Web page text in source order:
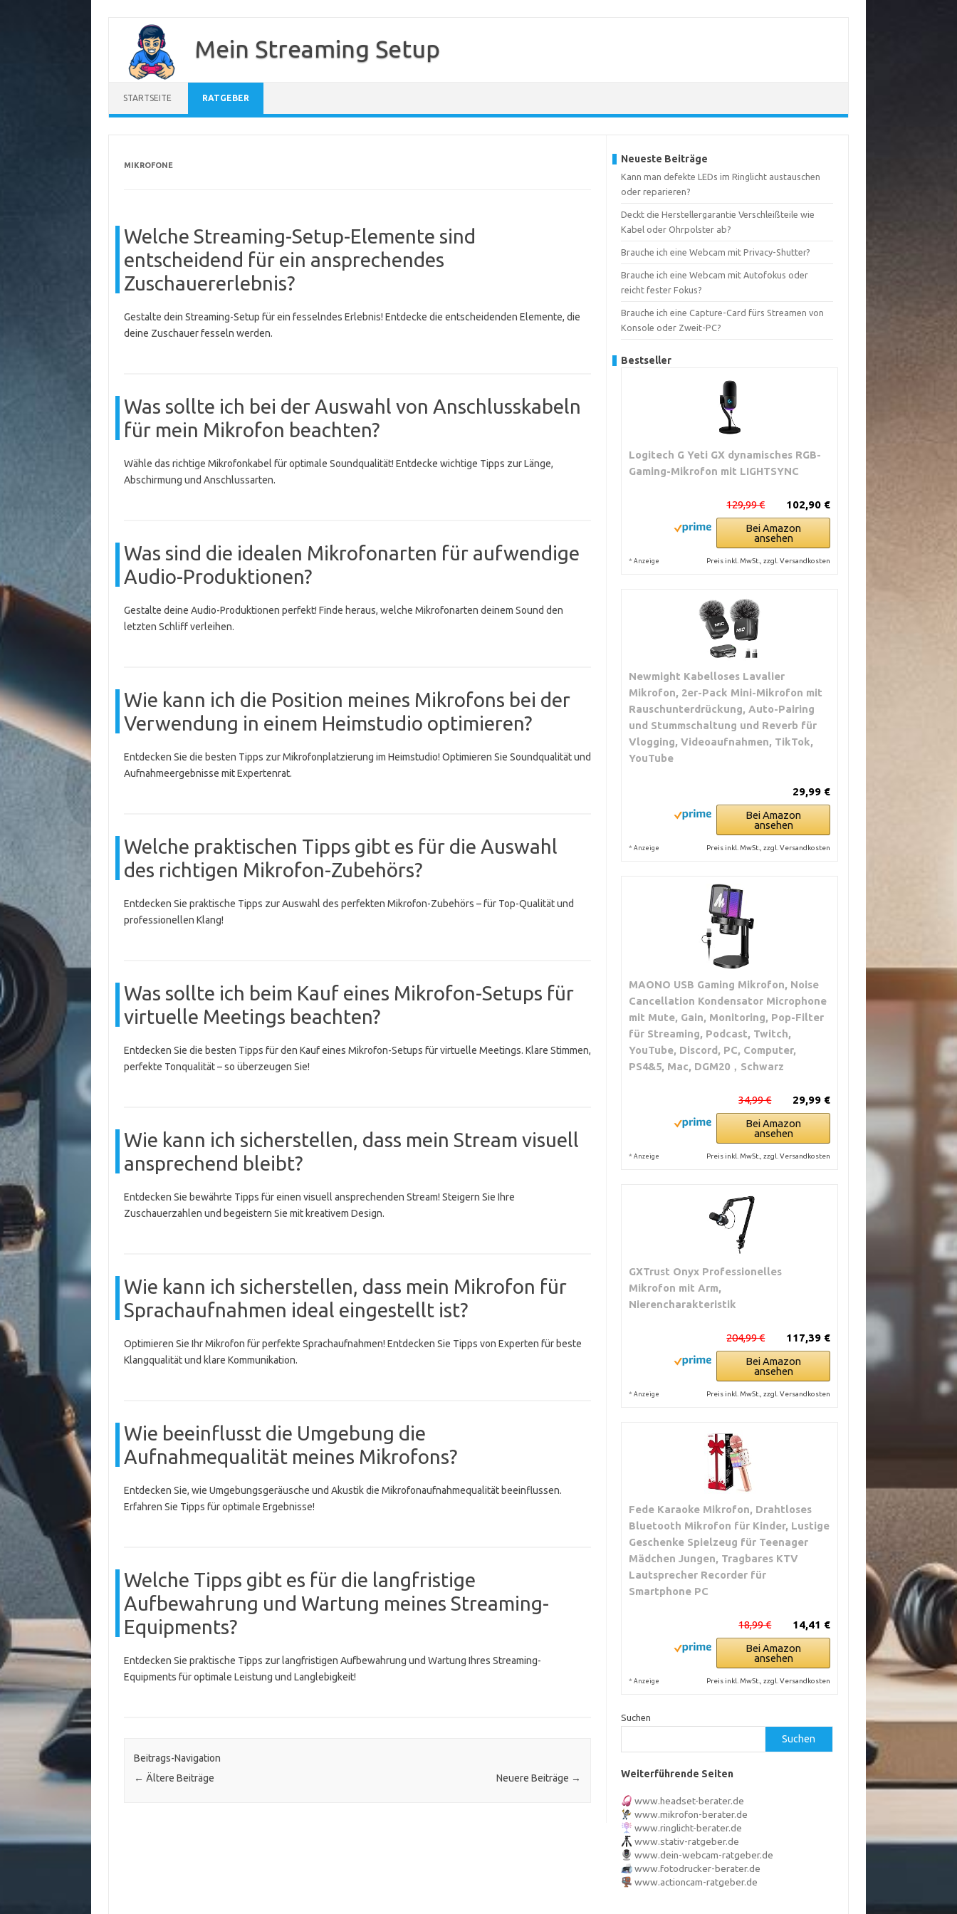
springen
Mein Streaming Setup
STARTSEITE RATGEBER
MIKROFONE
Welche Streaming-Setup-Elemente sind
entscheidend für ein ansprechendes
Zuschauererlebnis?
Gestalte dein Streaming-Setup für ein fesselndes Erlebnis! Entdecke die entscheidenden Elemente, die
deine Zuschauer fesseln werden.
Was sollte ich bei der Auswahl von Anschlusskabeln
für mein Mikrofon beachten?
Wähle das richtige Mikrofonkabel für optimale Soundqualität! Entdecke wichtige Tipps zur Länge,
Abschirmung und Anschlussarten.
Was sind die idealen Mikrofonarten für aufwendige
Audio-Produktionen?
Gestalte deine Audio-Produktionen perfekt! Finde heraus, welche Mikrofonarten deinem Sound den
letzten Schliff verleihen.
Wie kann ich die Position meines Mikrofons bei der
Verwendung in einem Heimstudio optimieren?
Entdecken Sie die besten Tipps zur Mikrofonplatzierung im Heimstudio! Optimieren Sie Soundqualität und
Aufnahmeergebnisse mit Expertenrat.
Welche praktischen Tipps gibt es für die Auswahl
des richtigen Mikrofon-Zubehörs?
Entdecken Sie praktische Tipps zur Auswahl des perfekten Mikrofon-Zubehörs – für Top-Qualität und
professionellen Klang!
Was sollte ich beim Kauf eines Mikrofon-Setups für
virtuelle Meetings beachten?
Entdecken Sie die besten Tipps für den Kauf eines Mikrofon-Setups für virtuelle Meetings. Klare Stimmen,
perfekte Tonqualität – so überzeugen Sie!
Wie kann ich sicherstellen, dass mein Stream visuell
ansprechend bleibt?
Entdecken Sie bewährte Tipps für einen visuell ansprechenden Stream! Steigern Sie Ihre
Zuschauerzahlen und begeistern Sie mit kreativem Design.
Wie kann ich sicherstellen, dass mein Mikrofon für
Sprachaufnahmen ideal eingestellt ist?
Optimieren Sie Ihr Mikrofon für perfekte Sprachaufnahmen! Entdecken Sie Tipps von Experten für beste
Klangqualität und klare Kommunikation.
Wie beeinflusst die Umgebung die
Aufnahmequalität meines Mikrofons?
Entdecken Sie, wie Umgebungsgeräusche und Akustik die Mikrofonaufnahmequalität beeinflussen.
Erfahren Sie Tipps für optimale Ergebnisse!
Welche Tipps gibt es für die langfristige
Aufbewahrung und Wartung meines Streaming-
Equipments?
Entdecken Sie praktische Tipps zur langfristigen Aufbewahrung und Wartung Ihres Streaming-
Equipments für optimale Leistung und Langlebigkeit!
Beitrags-Navigation
← Ältere Beiträge Neuere Beiträge →
Neueste Beiträge
Kann man defekte LEDs im Ringlicht austauschen
oder reparieren?
Deckt die Herstellergarantie Verschleißteile wie
Kabel oder Ohrpolster ab?
Brauche ich eine Webcam mit Privacy-Shutter?
Brauche ich eine Webcam mit Autofokus oder
reicht fester Fokus?
Brauche ich eine Capture-Card fürs Streamen von
Konsole oder Zweit-PC?
Bestseller
Logitech G Yeti GX dynamisches RGB-
Gaming-Mikrofon mit LIGHTSYNC
102,90 €
129,99 €
Bei Amazon
ansehen
* Anzeige Preis inkl. MwSt., zzgl. Versandkosten
Newmight Kabelloses Lavalier
Mikrofon, 2er-Pack Mini-Mikrofon mit
Rauschunterdrückung, Auto-Pairing
und Stummschaltung und Reverb für
Vlogging, Videoaufnahmen, TikTok,
YouTube
29,99 €
Bei Amazon
ansehen
* Anzeige Preis inkl. MwSt., zzgl. Versandkosten
MAONO USB Gaming Mikrofon, Noise
Cancellation Kondensator Microphone
mit Mute, Gain, Monitoring, Pop-Filter
für Streaming, Podcast, Twitch,
YouTube, Discord, PC, Computer,
PS4&5, Mac, DGM20，Schwarz
29,99 €
34,99 €
Bei Amazon
ansehen
* Anzeige Preis inkl. MwSt., zzgl. Versandkosten
GXTrust Onyx Professionelles
Mikrofon mit Arm,
Nierencharakteristik
117,39 €
204,99 €
Bei Amazon
ansehen
* Anzeige Preis inkl. MwSt., zzgl. Versandkosten
Fede Karaoke Mikrofon, Drahtloses
Bluetooth Mikrofon für Kinder, Lustige
Geschenke Spielzeug für Teenager
Mädchen Jungen, Tragbares KTV
Lautsprecher Recorder für
Smartphone PC
14,41 €
18,99 €
Bei Amazon
ansehen
* Anzeige Preis inkl. MwSt., zzgl. Versandkosten
Suchen
Suchen
Weiterführende Seiten
www.headset-berater.de
www.mikrofon-berater.de
www.ringlicht-berater.de
www.stativ-ratgeber.de
www.dein-webcam-ratgeber.de
www.fotodrucker-berater.de
www.actioncam-ratgeber.de